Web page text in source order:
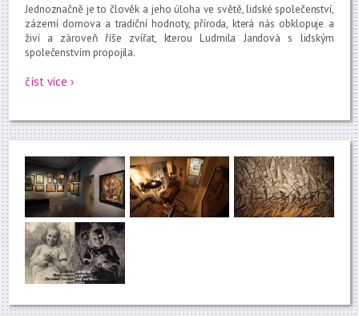
Jednoznačně je to člověk a jeho úloha ve světě, lidské společenství,
zázemí domova a tradiční hodnoty, příroda, která nás obklopuje a
živí a zároveň říše zvířat, kterou Ludmila Jandová s lidským
společenstvím propojila.
číst více ›